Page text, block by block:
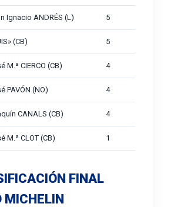
Ignacio ANDRÉS (L) 5
(CB) 5
M.ª CIERCO (CB) 4
PAVÓN (NO) 4
CANALS (CB) 4
M.ª CLOT (CB) 1
FINAL
MICHELIN